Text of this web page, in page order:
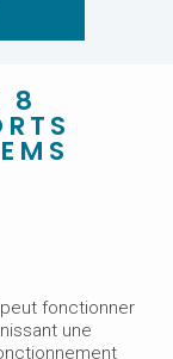
8
fonctionner
une